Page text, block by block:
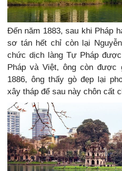
Đến năm 1883, sau khi Pháp
sơ tán hết chỉ còn lại
chức dịch làng Tự Pháp
Pháp và Việt, ông còn được
1886, ông thấy gò đẹp lại
xây tháp để sau này chôn cất